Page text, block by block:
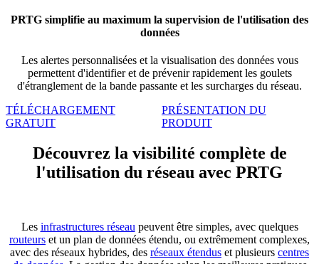
PRTG simplifie au maximum la supervision de l'utilisation des
données
Les alertes personnalisées et la visualisation des données vous
permettent d'identifier et de prévenir rapidement les goulets
d'étranglement de la bande passante et les surcharges du réseau.
TÉLÉCHARGEMENT
GRATUIT
PRÉSENTATION DU
PRODUIT
Découvrez la visibilité complète de
l'utilisation du réseau avec PRTG
Les infrastructures réseau peuvent être simples, avec quelques
routeurs et un plan de données étendu, ou extrêmement complexes,
avec des réseaux hybrides, des réseaux étendus et plusieurs centres